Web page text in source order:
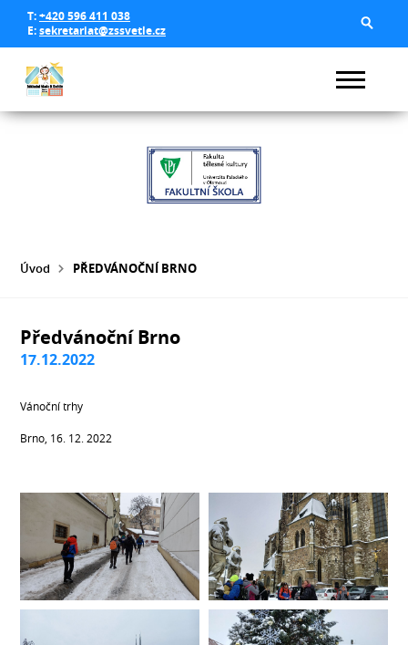
T:+420 596 411 038
E:sekretariat@zssvetle.cz
Úvod PŘEDVÁNOČNÍ BRNO
Předvánoční Brno
17.12.2022
Vánoční trhy
Brno, 16. 12. 2022